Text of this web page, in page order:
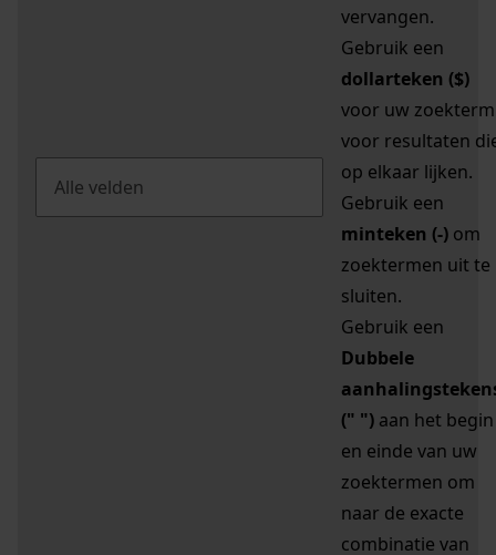
vervangen.
Gebruik een
dollarteken ($)
voor uw zoekterm
voor resultaten
op elkaar lijken.
Gebruik een
minteken (-) om
zoektermen uit te
sluiten.
Gebruik een
Dubbele
(" ") aan het begin
en einde van uw
zoektermen om
naar de exacte
combinatie van